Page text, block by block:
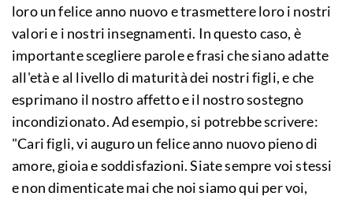
loro un felice anno nuovo e trasmettere loro i nostri
valori e i nostri insegnamenti. In questo caso, è
importante scegliere parole e frasi che siano adatte
all'età e al livello di maturità dei nostri figli, e che
esprimano il nostro affetto e il nostro sostegno
incondizionato. Ad esempio, si potrebbe scrivere:
"Cari figli, vi auguro un felice anno nuovo pieno di
amore, gioia e soddisfazioni. Siate sempre voi stessi
e non dimenticate mai che noi siamo qui per voi,